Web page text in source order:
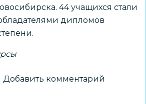
44 учащихся стали
дипломов
Добавить комментарий